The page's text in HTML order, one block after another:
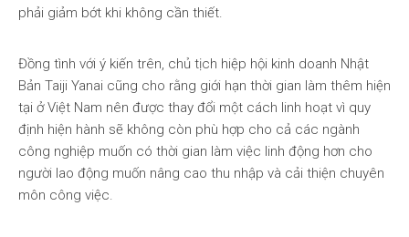
phải giảm bớt khi không cần thiết.
Đồng tình với ý kiến trên, chủ tịch hiệp hội kinh doanh Nhật
Bản Taiji Yanai cũng cho rằng giới hạn thời gian làm thêm hiện
tại ở Việt Nam nên được thay đổi một cách linh hoạt vì quy
định hiện hành sẽ không còn phù hợp cho cả các ngành
công nghiệp muốn có thời gian làm việc linh động hơn cho
người lao động muốn nâng cao thu nhập và cải thiện chuyên
môn công việc.